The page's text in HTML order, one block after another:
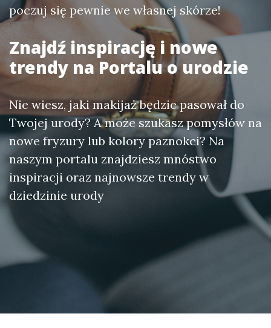
poczuj się pewnie we własnej skórze!
Znajdź inspirację i nowe
trendy na Portalu o urodzie
Nie wiesz, jaki makijaż będzie pasował do
Twojej urody? A może szukasz pomysłów na
nowe fryzury lub kolory paznokci? Na
naszym portalu znajdziesz mnóstwo
inspiracji oraz najnowsze trendy w
dziedzinie urody